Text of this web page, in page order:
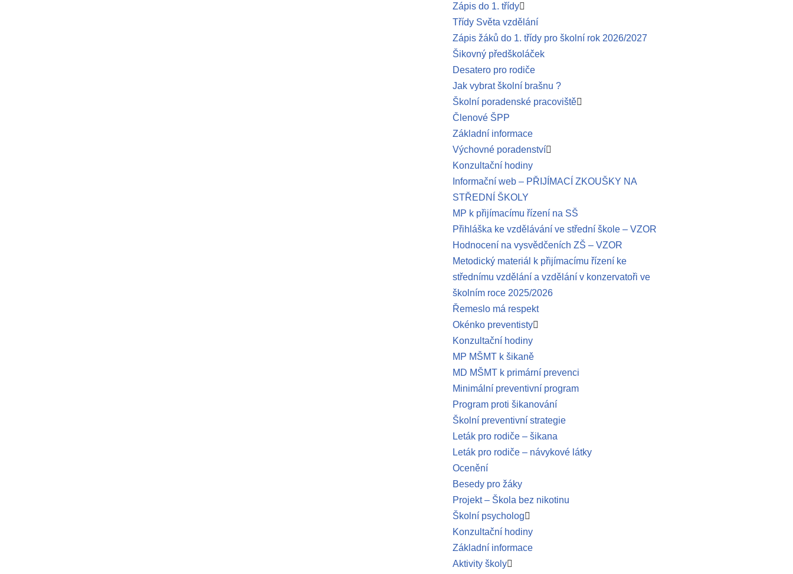
Zápis do 1. třídy
Třídy Světa vzdělání
Zápis žáků do 1. třídy pro školní rok 2026/2027
Šikovný předškoláček
Desatero pro rodiče
Jak vybrat školní brašnu ?
Školní poradenské pracoviště
Členové ŠPP
Základní informace
Výchovné poradenství
Konzultační hodiny
Informační web – PŘIJÍMACÍ ZKOUŠKY NA
STŘEDNÍ ŠKOLY
MP k přijímacímu řízení na SŠ
Přihláška ke vzdělávání ve střední škole – VZOR
Hodnocení na vysvědčeních ZŠ – VZOR
Metodický materiál k přijímacímu řízení ke
střednímu vzdělání a vzdělání v konzervatoři ve
školním roce 2025/2026
Řemeslo má respekt
Okénko preventisty
Konzultační hodiny
MP MŠMT k šikaně
MD MŠMT k primární prevenci
Minimální preventivní program
Program proti šikanování
Školní preventivní strategie
Leták pro rodiče – šikana
Leták pro rodiče – návykové látky
Ocenění
Besedy pro žáky
Projekt – Škola bez nikotinu
Školní psycholog
Konzultační hodiny
Základní informace
Aktivity školy